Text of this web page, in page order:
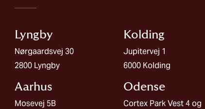
Lyngby
Nørgaardsvej 30
2800 Lyngby
Aarhus
Mosevej 5B
Kolding​
Jupitervej 1
6000 Kolding
Odense
Cortex Park Vest 4 og